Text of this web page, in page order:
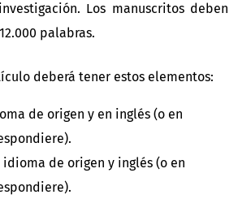
Los manuscritos deben
palabras.
deberá tener estos elementos:
de origen y en inglés (o en
idioma de origen y inglés (o en